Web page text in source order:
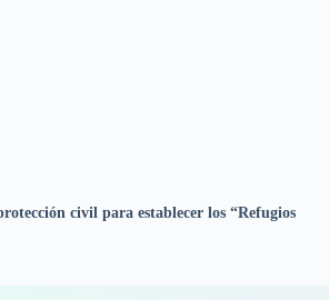
civil para establecer los “Refugios